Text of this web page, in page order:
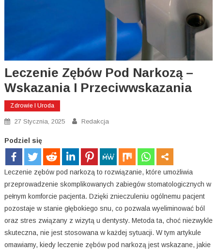
Leczenie Zębów Pod Narkozą –
Wskazania I Przeciwwskazania
Zdrowie I Uroda
27 Stycznia, 2025 Redakcja
Podziel się
Leczenie zębów pod narkozą to rozwiązanie, które umożliwia
przeprowadzenie skomplikowanych zabiegów stomatologicznych w
pełnym komforcie pacjenta. Dzięki znieczuleniu ogólnemu pacjent
pozostaje w stanie głębokiego snu, co pozwala wyeliminować ból
oraz stres związany z wizytą u dentysty. Metoda ta, choć niezwykle
skuteczna, nie jest stosowana w każdej sytuacji. W tym artykule
omawiamy, kiedy leczenie zębów pod narkozą jest wskazane, jakie